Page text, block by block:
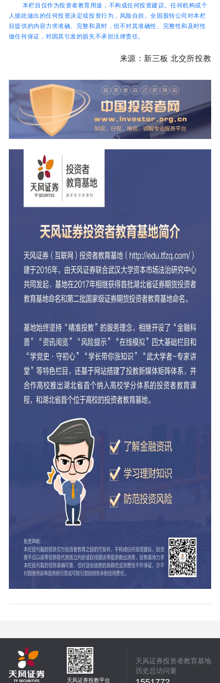
本栏目仅作为投资者教育用途，不构成任何投资建议。任何机构或个
人据此做出的任何投资决定或投资行为，风险自担。全国股转公司对本栏
目提供的内容力求准确、完整和及时，但不对其准确性、完整性和及时性
做任何保证，对因其引发的损失不承担法律责任。
来源：新三板 北交所投教
天风证券投教平台
天风证券投资者教育基地
历史总访问量